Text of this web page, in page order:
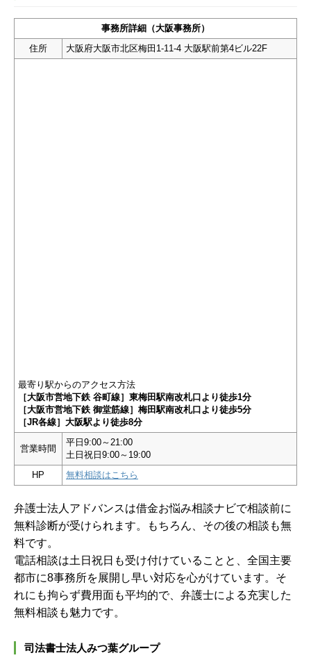
事務所詳細（大阪事務所）
住所
大阪府大阪市北区梅田1-11-4 大阪駅前第4ビル22F
最寄り駅からのアクセス方法
［大阪市営地下鉄 谷町線］東梅田駅南改札口より徒歩1分
［大阪市営地下鉄 御堂筋線］梅田駅南改札口より徒歩5分
［JR各線］大阪駅より徒歩8分
営業時間
平日9:00～21:00
土日祝日9:00～19:00
HP
無料相談はこちら
弁護士法人アドバンスは借金お悩み相談ナビで相談前に
無料診断が受けられます。もちろん、その後の相談も無
料です。
電話相談は土日祝日も受け付けていることと、全国主要
都市に8事務所を展開し早い対応を心がけています。そ
れにも拘らず費用面も平均的で、弁護士による充実した
無料相談も魅力です。
司法書士法人みつ葉グループ